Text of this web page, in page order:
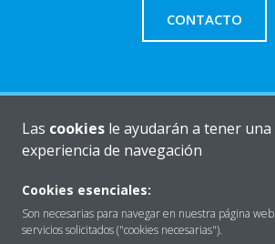
CONTACTO
Quiénes somos
Destacados
Las cookies le ayudarán a tener
experiencia de navegación
Cookies esenciales:
Son necesarias para navegar en nuestra página
servicios solicitados ("cookies necesarias").